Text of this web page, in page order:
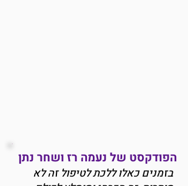
הפודקסט של נעמה רז ושחר נתן
בזמנים כאלו ללכת לטיפול זה לא